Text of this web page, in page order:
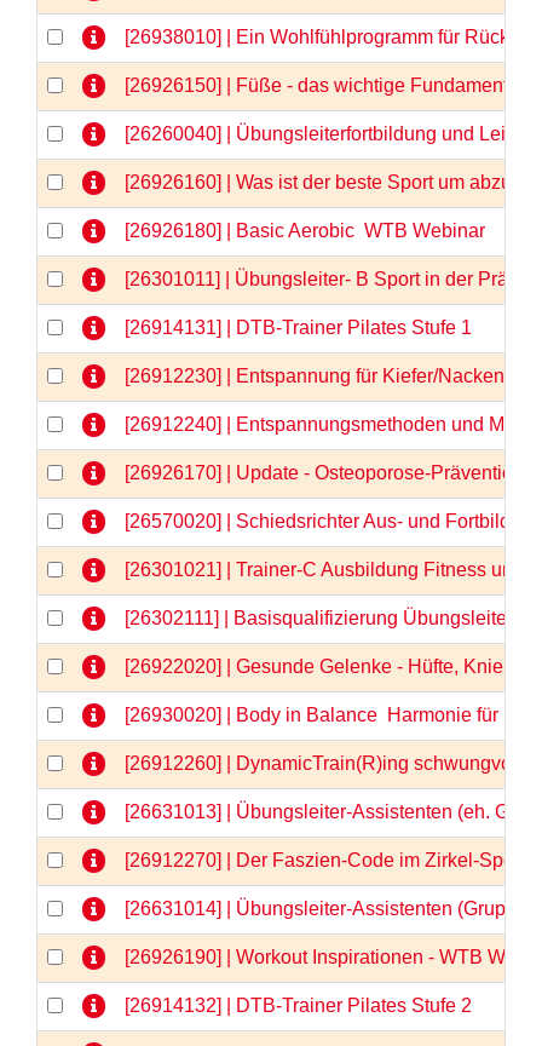
[26938010] | Ein Wohlfühlprogramm für Rücken
[26926150] | Füße - das wichtige Fundament -
[26260040] | Übungsleiterfortbildung und
[26926160] | Was ist der beste Sport um
[26926180] | Basic Aerobic  WTB Webinar
[26301011] | Übungsleiter- B Sport in der
[26914131] | DTB-Trainer Pilates Stufe 1
[26912230] | Entspannung für Kiefer/Nacken/
[26912240] | Entspannungsmethoden und
[26926170] | Update - Osteoporose-Prävention
[26570020] | Schiedsrichter Aus- und
[26301021] | Trainer-C Ausbildung Fitness und
[26302111] | Basisqualifizierung Übungsleiter-
[26922020] | Gesunde Gelenke - Hüfte, Knie &
[26930020] | Body in Balance  Harmonie für
[26912260] | DynamicTrain(R)ing
[26631013] | Übungsleiter-Assistenten (eh.
[26912270] | Der Faszien-Code im Zirkel-
[26631014] | Übungsleiter-Assistenten
[26926190] | Workout Inspirationen - WTB
[26914132] | DTB-Trainer Pilates Stufe 2